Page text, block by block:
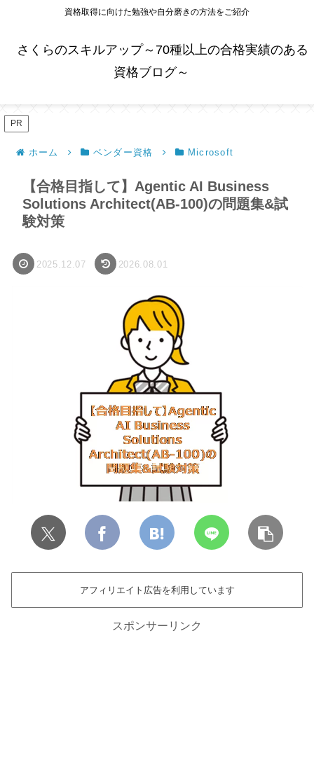
資格取得に向けた勉強や自分磨きの方法をご紹介
さくらのスキルアップ～70種以上の合格実績のある
資格ブログ～
PR
ホーム ベンダー資格 Microsoft
【合格目指して】Agentic AI Business
Solutions Architect(AB-100)の問題集&試
験対策
2025.12.07 2026.08.01
アフィリエイト広告を利用しています
スポンサーリンク